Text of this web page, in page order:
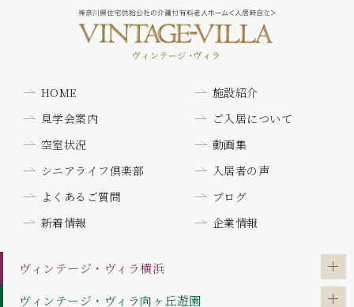
HOME
施設紹介
見学会案内
ご入居について
空室状況
動画集
シニアライフ倶楽部
入居者の声
よくあるご質問
ブログ
新着情報
企業情報
ヴィンテージ・ヴィラ横浜
ヴィンテージ・ヴィラ向ヶ丘遊園